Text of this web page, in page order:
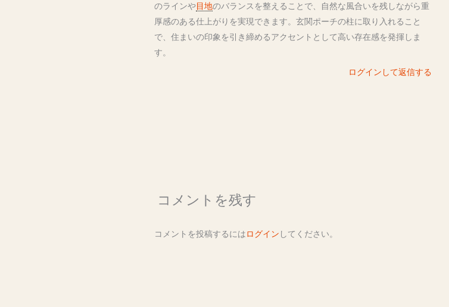
のラインや目地のバランスを整えることで、自然な風合いを残しながら重
厚感のある仕上がりを実現できます。玄関ポーチの柱に取り入れること
で、住まいの印象を引き締めるアクセントとして高い存在感を発揮しま
す。
ログインして返信する
コメントを残す
コメントを投稿するにはログイン してください。